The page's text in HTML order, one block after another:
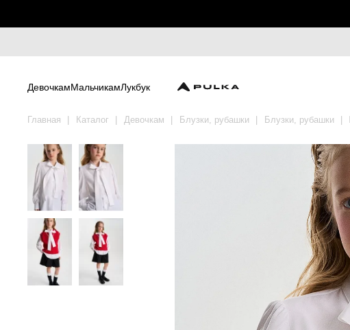
ДевочкамМальчикамЛукбук
Главная Каталог Девочкам Блузки, рубашки Блузки, рубашки